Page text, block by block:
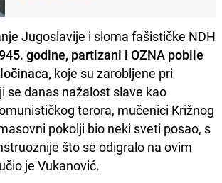
Jugoslavije i sloma fašističke NDH
godine, partizani i OZNA pobile
koje su zarobljene pri
se danas nažalost slave kao
terora, mučenici Križnog
pokolji bio neki sveti posao, s
što se odigralo na ovim
je Vukanović.